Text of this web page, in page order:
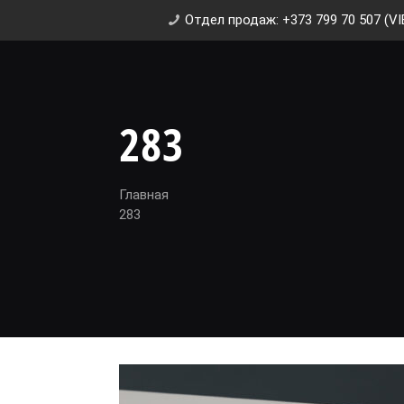
Отдел продаж: +373 799 70 507
283
Главная
283